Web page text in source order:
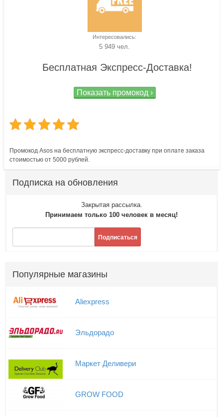
Интересовались:
5 949 чел.
Бесплатная Экспресс-Доставка!
Показать промокод ›
Промокод Asos на бесплатную экспресс-доставку при оплате заказа
стоимостью от 5000 рублей.
Подписка на обновления
Закрытая рассылка.
Принимаем только 100 человек в месяц!
Подписаться
Популярные магазины
Aliexpress
Эльдорадо
Маркет Деливери
GROW FOOD